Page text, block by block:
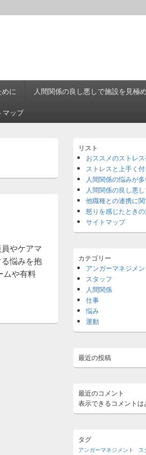
に 人間関係の良し悪しで施設を見極
マップ
やケアマ
悩みを抱
ムや有料
ン
サ
イ
ド
バ
ウ
ィ
ジ
ト
エ
リ
ア
リスト
おススメのストレ
ストレスと上手く
人間関係の悩みが
人間関係の良し悪
他職種との連携に
怒りを感じたとき
サイトマップ
カテゴリー
アンガーマネジメン
スタッフ
人間関係
仕事
悩み
運動
最近の投稿
最近のコメント
表示できるコメントは
タグ
アンガーマネジメント ス